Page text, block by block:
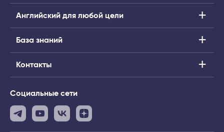
Английский для любой цели
База знаний
Контакты
Социальные сети